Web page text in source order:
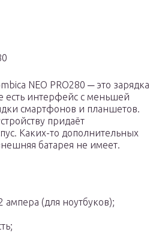
NEO PRO280 ─ это зарядка
есть интерфейс с меньшей
смартфонов и планшетов.
придаёт
Каких-то дополнительных
батарея не имеет.
ампера (для ноутбуков);